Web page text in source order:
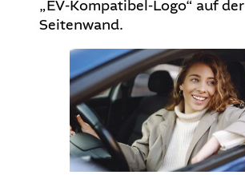
„EV-Kompatibel-Logo“ auf der
Seitenwand.